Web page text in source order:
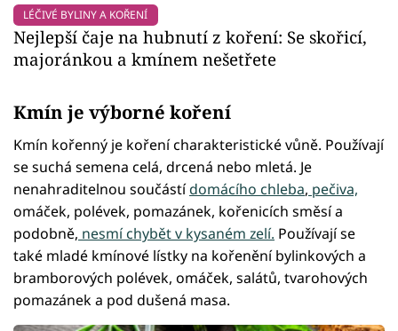
LÉČIVÉ BYLINY A KOŘENÍ
Nejlepší čaje na hubnutí z koření: Se skořicí,
majoránkou a kmínem nešetřete
Kmín je výborné koření
Kmín kořenný je koření charakteristické vůně. Používají
se suchá semena celá, drcená nebo mletá. Je
nenahraditelnou součástídomácího chleba, pečiva,
omáček, polévek, pomazánek, kořenicích směsí a
podobně, nesmí chybět v kysaném zelí. Používají se
také mladé kmínové lístky na kořenění bylinkových a
bramborových polévek, omáček, salátů, tvarohových
pomazánek a pod dušená masa.